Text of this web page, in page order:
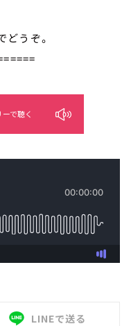
でどうぞ。
で聴く
LINEで送る